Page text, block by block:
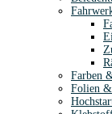
Farben
Folien &